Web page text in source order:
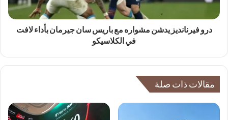
درو فيرنانديز يدشن مشواره مع باريس سان جيرمان بأداء لافت
في الكلاسيكو
مقالات ذات صلة